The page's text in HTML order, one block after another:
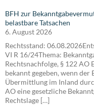
BFH zur
belastbare Tatsachen
6. August 2026
Rechtsstand:
VI R 16/24Thema:
Rechtsnachfolge, § 122 AO
bekannt gegeben, wenn
Übermittlung im Inland
AO eine gesetzliche
Rechtslage […]